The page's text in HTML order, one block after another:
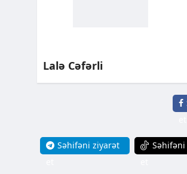
Lalə Cəfərli
Səhifəni ziyarət